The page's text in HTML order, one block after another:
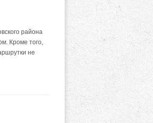
района
Кроме того,
не